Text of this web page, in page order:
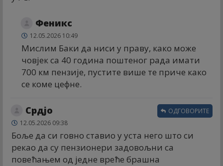
Феникс
12.05.2026 10:49
Мислим Баки да ниси у праву, како може
човјек са 40 година поштеног рада имати
700 км пензије, пустите више те приче како
се коме цефне.
Срдјо
12.05.2026 09:38
Боље да си говно ставио у уста него што си
рекао да су пензионери задовољни са
повећањем од једне вреће брашна
ОДГОВОРИТЕ